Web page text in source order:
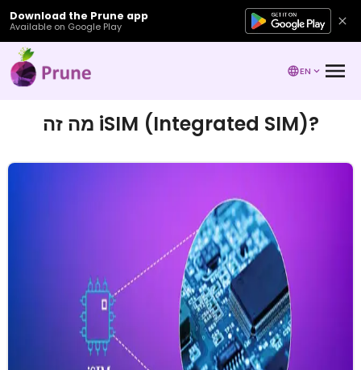
Download the Prune app
Available on Google Play
EN
מה זה iSIM (Integrated SIM)?